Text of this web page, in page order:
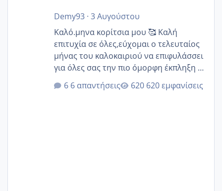
Demy93· 3 Αυγούστου
Καλό.μηνα κορίτσια μου 🥰 Καλή
επιτυχία σε όλες,εύχομαι ο τελευταίος
μήνας του καλοκαιριού να επιφυλάσσει
για όλες σας την πιο όμορφη έκπληξη 🧿
@Elk @Melikara86 @Παρασκευαιδου
@Zenia z @melitiniღ @Christi.D.
6 απαντήσεις 620 εμφανίσεις